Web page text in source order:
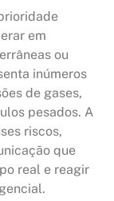
em
ou
inúmeros
de gases,
pesados. A
riscos,
que
real e reagir